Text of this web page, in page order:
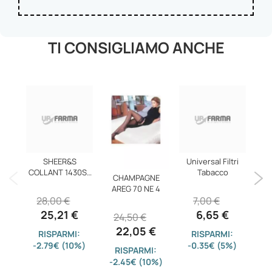
TI CONSIGLIAMO ANCHE
SHEER&S
COLLANT 1430SF
25,21 €
28,00 €
RISPARMI:
-2.79€ (10%)
CHAMPAGNE
AREG 70 NE 4
22,05 €
24,50 €
RISPARMI:
-2.45€ (10%)
Universal Filtri
Tabacco
6,65 €
7,00 €
RISPARMI:
-0.35€ (5%)